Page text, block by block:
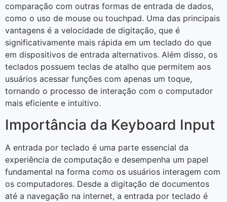
comparação com outras formas de entrada de dados,
como o uso de mouse ou touchpad. Uma das principais
vantagens é a velocidade de digitação, que é
significativamente mais rápida em um teclado do que
em dispositivos de entrada alternativos. Além disso, os
teclados possuem teclas de atalho que permitem aos
usuários acessar funções com apenas um toque,
tornando o processo de interação com o computador
mais eficiente e intuitivo.
Importância da Keyboard Input
A entrada por teclado é uma parte essencial da
experiência de computação e desempenha um papel
fundamental na forma como os usuários interagem com
os computadores. Desde a digitação de documentos
até a navegação na internet, a entrada por teclado é